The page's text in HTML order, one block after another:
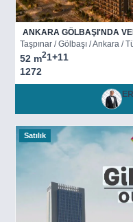
ANKARA GÖLBAŞI'NDA
Taşpınar / Gölbaşı / Ankara /
52 m21+11
1272
Satılık